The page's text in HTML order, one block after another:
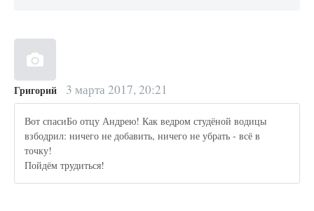
Григорий 3 марта 2017, 20:21
Вот спасиБо отцу Андрею! Как ведром студёной водицы
взбодрил: ничего не добавить, ничего не убрать - всё в
точку!
Пойдём трудиться!